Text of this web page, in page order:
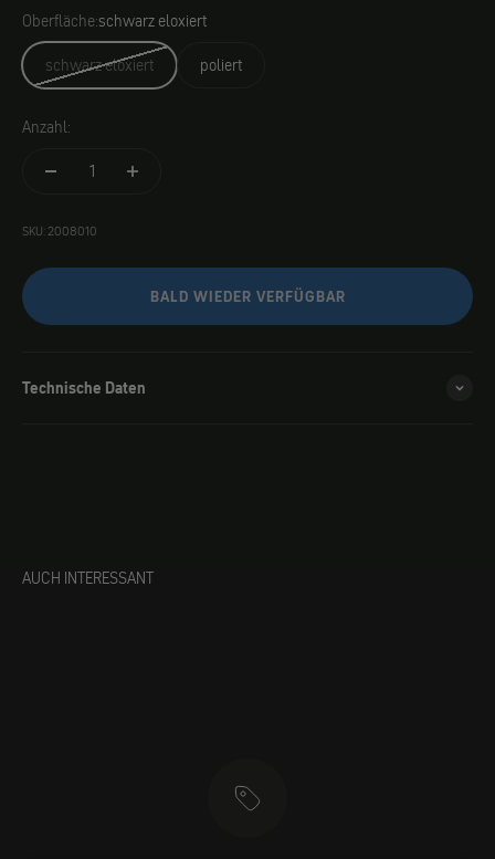
Oberfläche:schwarz eloxiert
schwarz eloxiert
poliert
Anzahl:
SKU: 2008010
BALD WIEDER VERFÜGBAR
Technische Daten
AUCH INTERESSANT